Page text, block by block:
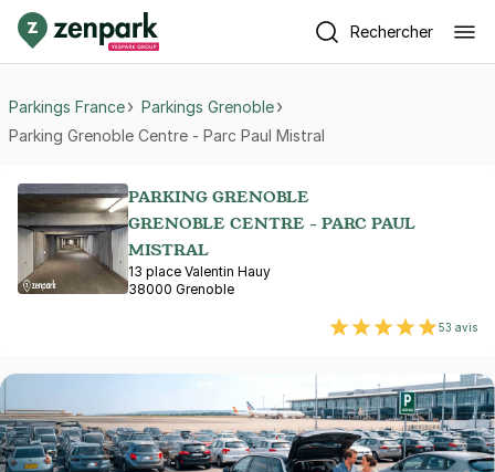
Rechercher
Parkings France
Parkings Grenoble
Parking Grenoble Centre - Parc Paul Mistral
PARKING GRENOBLE
GRENOBLE CENTRE - PARC PAUL
MISTRAL
13 place Valentin Hauy
38000 Grenoble
53 avis